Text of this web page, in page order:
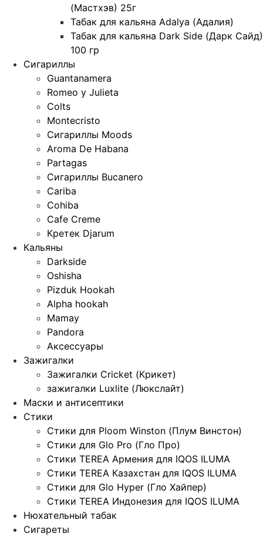
(Мастхэв) 25г
Табак для кальяна Adalya (Адалия)
Табак для кальяна Dark Side (Дарк Сайд)
100 гр
Сигариллы
Guantanamera
Romeo y Julieta
Colts
Montecristo
Сигариллы Moods
Aroma De Habana
Partagas
Сигариллы Bucanero
Cariba
Cohiba
Cafe Creme
Кретек Djarum
Кальяны
Darkside
Oshisha
Pizduk Hookah
Alpha hookah
Mamay
Pandora
Аксессуары
Зажигалки
Зажигалки Cricket (Крикет)
зажигалки Luxlite (Люкслайт)
Маски и антисептики
Стики
Стики для Ploom Winston (Плум Винстон)
Стики для Glo Pro (Гло Про)
Стики TEREA Армения для IQOS ILUMA
Стики TEREA Казахстан для IQOS ILUMA
Стики для Glo Hyper (Гло Хайпер)
Стики TEREA Индонезия для IQOS ILUMA
Нюхательный табак
Сигареты